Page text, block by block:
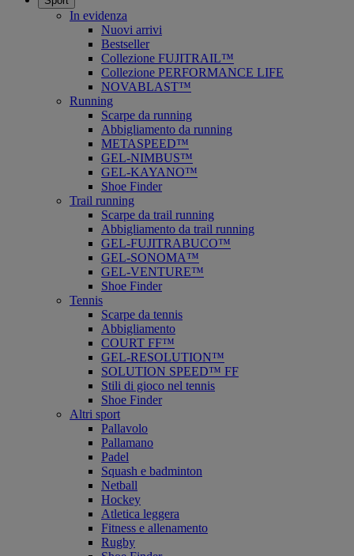
In evidenza
Nuovi arrivi
Bestseller
Collezione FUJITRAIL™
Collezione PERFORMANCE LIFE
NOVABLAST™
Running
Scarpe da running
Abbigliamento da running
METASPEED™
GEL-NIMBUS™
GEL-KAYANO™
Shoe Finder
Trail running
Scarpe da trail running
Abbigliamento da trail running
GEL-FUJITRABUCO™
GEL-SONOMA™
GEL-VENTURE™
Shoe Finder
Tennis
Scarpe da tennis
Abbigliamento
COURT FF™
GEL-RESOLUTION™
SOLUTION SPEED™ FF
Stili di gioco nel tennis
Shoe Finder
Altri sport
Pallavolo
Pallamano
Padel
Squash e badminton
Netball
Hockey
Atletica leggera
Fitness e allenamento
Rugby